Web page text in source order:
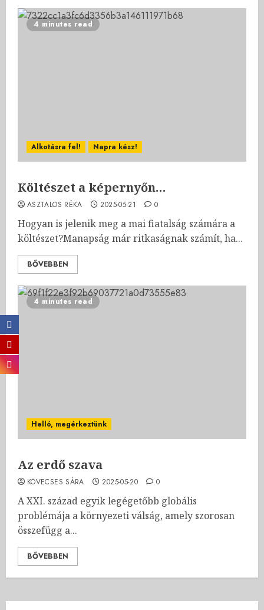
4 minutes read
Alkotásra fel! Napra kész!
Költészet a képernyőn…
ASZTALOS RÉKA 2025-05-21 0
Hogyan is jelenik meg a mai fiatalság számára a
költészet?Manapság már ritkaságnak számít, ha...
BŐVEBBEN
4 minutes read
Helló, megérkeztünk
Az erdő szava
KÖVECSES SÁRA 2025-05-20 0
A XXI. század egyik legégetőbb globális
problémája a környezeti válság, amely szorosan
összefügg a...
BŐVEBBEN